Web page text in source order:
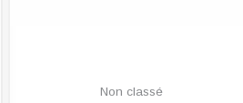
Non classé